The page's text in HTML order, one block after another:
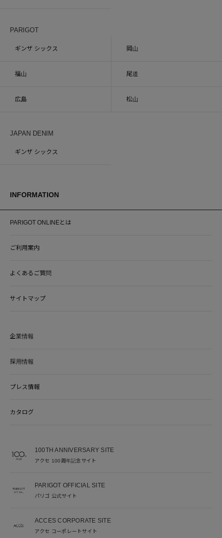
PARIGOT
ギンザ シックス 岡山
福山 尾道
広島 松山
JAPAN DENIM
ギンザ シックス
INFORMATION
PARIGOT ONLINEとは
ご利用案内
よくあるご質問
サイトマップ
企業情報
採用情報
プレス情報
カタログ
100TH ANNIVERSARY SITE
アクセ 100周年記念サイト
PARIGOT OFFICIAL SITE
パリゴ 公式サイト
ACCES CORPORATE SITE
アクセ コーポレートサイト